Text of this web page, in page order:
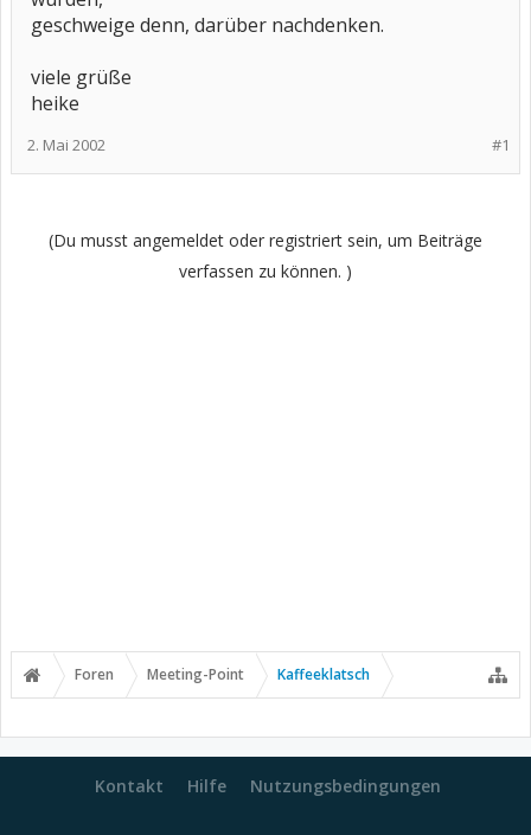
geschweige denn, darüber nachdenken.
viele grüße
heike
#1
2. Mai 2002
(Du musst angemeldet oder registriert sein, um Beiträge
verfassen zu können. )
Foren Meeting-Point Kaffeeklatsch
Kontakt Hilfe Nutzungsbedingungen